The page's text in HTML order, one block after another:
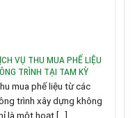
VỤ THU MUA PHẾ LIỆU
TRÌNH TẠI TAM KỲ
mua phế liệu từ các
trình xây dựng không
là một hoạt [...]